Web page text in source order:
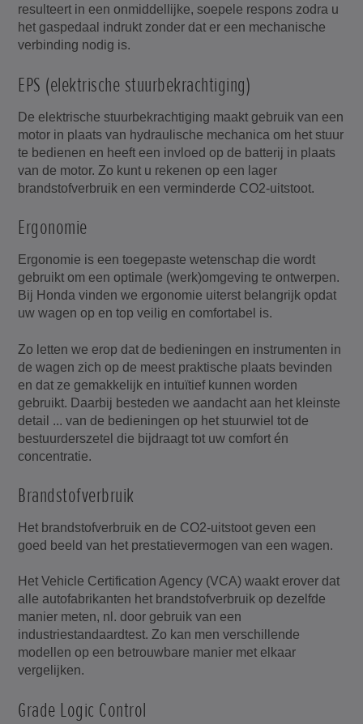
resulteert in een onmiddellijke, soepele respons zodra u
het gaspedaal indrukt zonder dat er een mechanische
verbinding nodig is.
EPS (elektrische stuurbekrachtiging)
De elektrische stuurbekrachtiging maakt gebruik van een
motor in plaats van hydraulische mechanica om het stuur
te bedienen en heeft een invloed op de batterij in plaats
van de motor. Zo kunt u rekenen op een lager
brandstofverbruik en een verminderde CO2-uitstoot.
Ergonomie
Ergonomie is een toegepaste wetenschap die wordt
gebruikt om een optimale (werk)omgeving te ontwerpen.
Bij Honda vinden we ergonomie uiterst belangrijk opdat
uw wagen op en top veilig en comfortabel is.
Zo letten we erop dat de bedieningen en instrumenten in
de wagen zich op de meest praktische plaats bevinden
en dat ze gemakkelijk en intuïtief kunnen worden
gebruikt. Daarbij besteden we aandacht aan het kleinste
detail ... van de bedieningen op het stuurwiel tot de
bestuurderszetel die bijdraagt tot uw comfort én
concentratie.
Brandstofverbruik
Het brandstofverbruik en de CO2-uitstoot geven een
goed beeld van het prestatievermogen van een wagen.
Het Vehicle Certification Agency (VCA) waakt erover dat
alle autofabrikanten het brandstofverbruik op dezelfde
manier meten, nl. door gebruik van een
industriestandaardtest. Zo kan men verschillende
modellen op een betrouwbare manier met elkaar
vergelijken.
Grade Logic Control